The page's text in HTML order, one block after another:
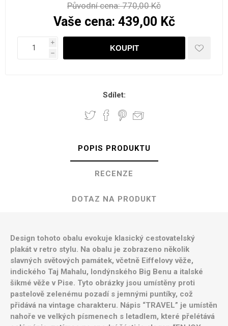
Původní cena: 770,00 Kč
Vaše cena: 439,00 Kč
i
h
Sdílet:
POPIS PRODUKTU
RECENZE
DOTAZ NA PRODUKT
Design tohoto obalu evokuje klasický cestovatelský
plakát v retro stylu. Na obalu je zobrazeno několik
slavných světových památek, včetně Eiffelovy věže,
indického Taj Mahalu, londýnského Big Benu a italské
šikmé věže v Pise. Tyto obrázky jsou umístěny proti
pastelově zelenému pozadí s jemnými puntíky, což
přidává na vintage charakteru. Nápis “TRAVEL” je umístěn
nahoře ve velkých písmenech s letadlem, které přelétává